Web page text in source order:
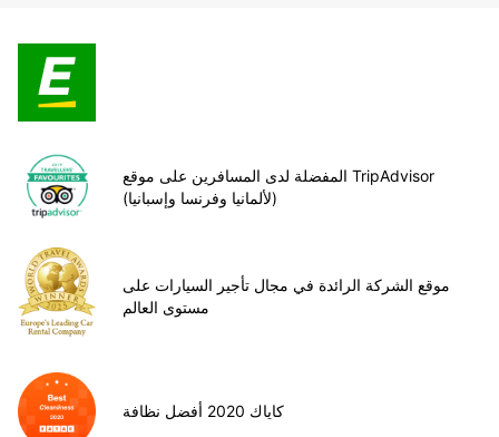
المفضلة لدى المسافرين على موقع TripAdvisor
(لألمانيا وفرنسا وإسبانيا)
موقع الشركة الرائدة في مجال تأجير السيارات على
مستوى العالم
كاياك 2020 أفضل نظافة